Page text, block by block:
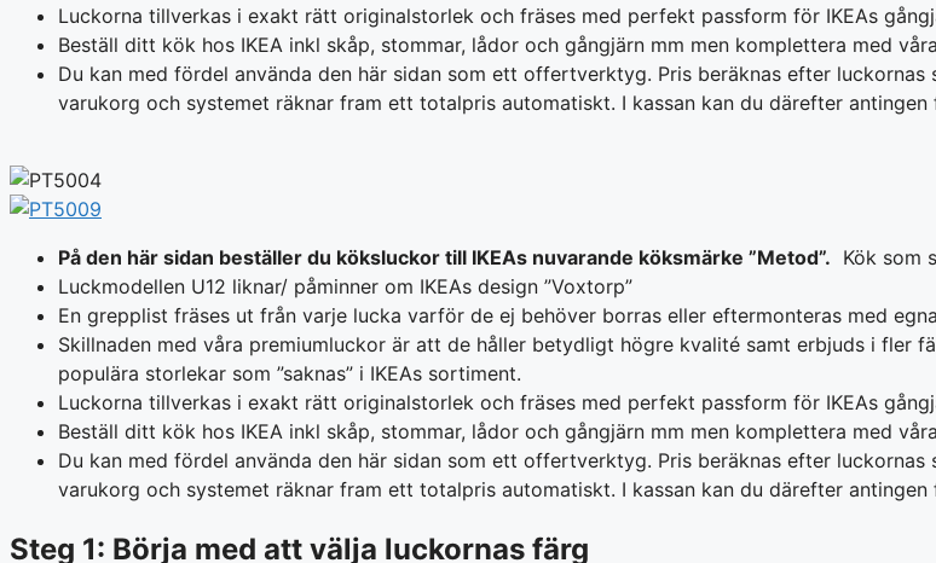
Luckorna tillverkas i exakt rätt originalstorlek och fräses med perfekt passform för IKEAs
Beställ ditt kök hos IKEA inkl skåp, stommar, lådor och gångjärn mm men komplettera med
Du kan med fördel använda den här sidan som ett offertverktyg. Pris beräknas efter
varukorg och systemet räknar fram ett totalpris automatiskt. I kassan kan du därefter
På den här sidan beställer du köksluckor till IKEAs nuvarande köksmärke ”Metod”. Kök som
Luckmodellen U12 liknar/ påminner om IKEAs design ”Voxtorp”
En grepplist fräses ut från varje lucka varför de ej behöver borras eller eftermonteras med
Skillnaden med våra premiumluckor är att de håller betydligt högre kvalité samt erbjuds i fler
populära storlekar som ”saknas” i IKEAs sortiment.
Luckorna tillverkas i exakt rätt originalstorlek och fräses med perfekt passform för IKEAs
Beställ ditt kök hos IKEA inkl skåp, stommar, lådor och gångjärn mm men komplettera med
Du kan med fördel använda den här sidan som ett offertverktyg. Pris beräknas efter
varukorg och systemet räknar fram ett totalpris automatiskt. I kassan kan du därefter
Steg 1: Börja med att välja luckornas färg